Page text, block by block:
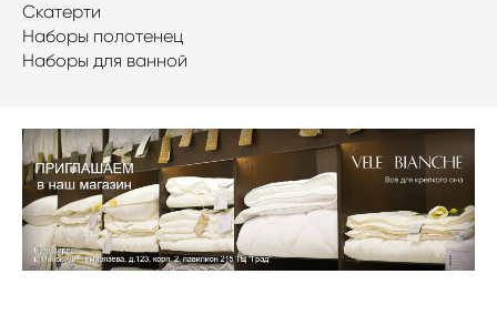
Скатерти
Наборы полотенец
Наборы для ванной